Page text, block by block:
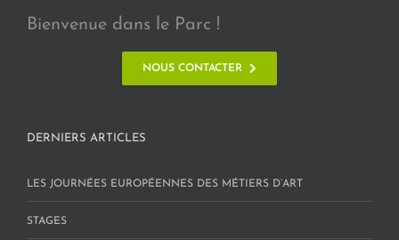
Bienvenue dans le Parc !
NOUS CONTACTER
DERNIERS ARTICLES
LES JOURNÉES EUROPÉENNES DES MÉTIERS D’ART
STAGES